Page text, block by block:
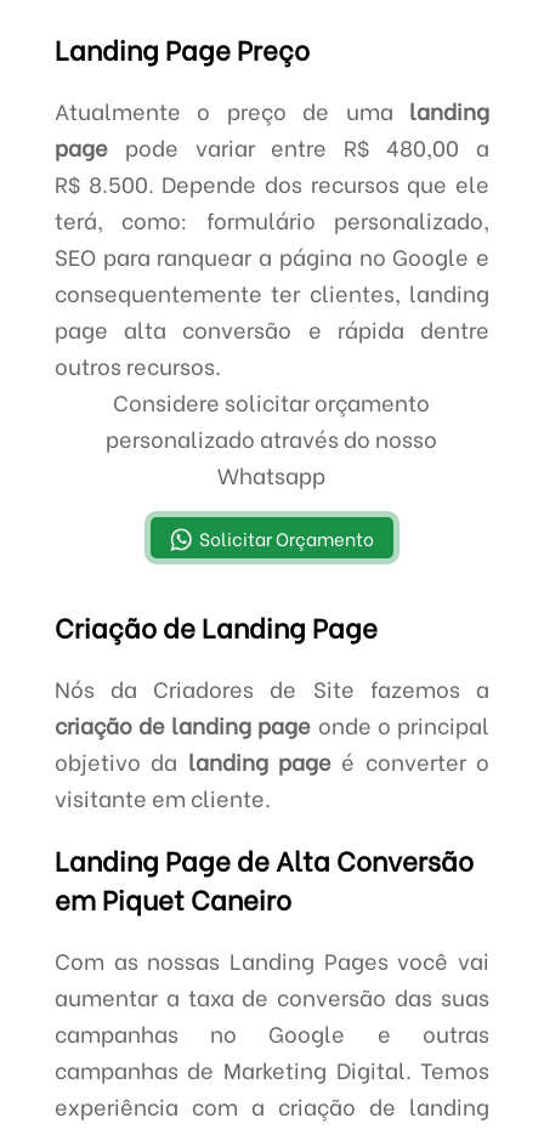
Landing Page Preço
Atualmente o preço de uma landing
pagepode variar entre R$ 480,00 a
R$ 8.500. Depende dos recursos que ele
terá, como: formulário personalizado,
SEO para ranquear a página no Google e
consequentemente ter clientes, landing
page alta conversão e rápida dentre
outros recursos.
Considere solicitar orçamento
personalizado através do nosso
Whatsapp
Solicitar Orçamento
Criação de Landing Page
Nós da Criadores de Site fazemos a
criação de landing page onde o principal
objetivo da landing page é converter o
visitante em cliente.
Landing Page de Alta Conversão
em Piquet Caneiro
Com as nossas Landing Pages você vai
aumentar a taxa de conversão das suas
campanhas no Google e outras
campanhas de Marketing Digital. Temos
experiência com a criação de landing